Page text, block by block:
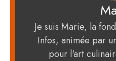
Je suis Marie, la
Infos, animée par
pour l'art